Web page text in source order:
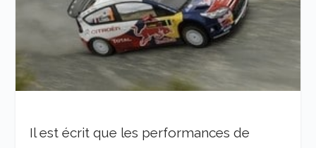
Il est écrit que les performances de